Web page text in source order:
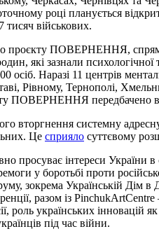
році планується
тисяч військових.
проєкту ПОВЕРНЕННЯ,
які зазнали
осіб. Наразі 11 центрів
Рівному, Тернополі,
ПОВЕРНЕННЯ передбачено
вторгнення системну
Це сприяло суттєвому
просуває інтереси України
у боротьбі проти
зокрема Українській Дім в
разом із
роль українських
під час війни.